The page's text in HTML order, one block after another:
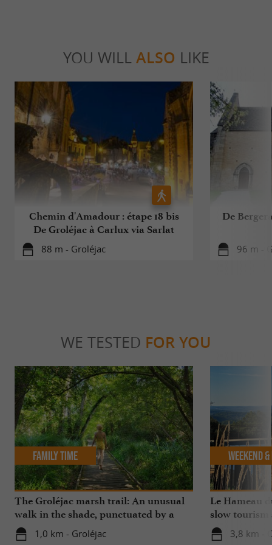
YOU WILL ALSO LIKE
Chemin d'Amadour : étape 18 bis
De Groléjac à Carlux via Sarlat
88 m - Groléjac
De
96 m -
WE TESTED FOR YOU
The Groléjac marsh trail: An unusual
walk in the shade, punctuated by a
swim
1,0 km - Groléjac
Family Time
Le Hameau
slow
in Périgord
3,8 km -
Weekend